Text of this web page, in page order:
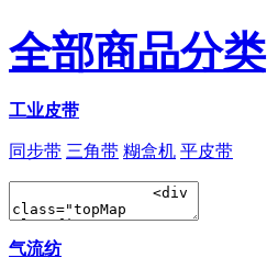
全部商品分类
工业皮带
同步带 三角带 糊盒机 平皮带
气流纺